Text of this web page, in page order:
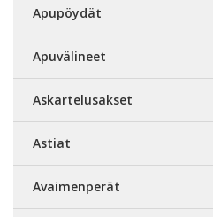
Apupöydät
Apuvälineet
Askartelusakset
Astiat
Avaimenperät